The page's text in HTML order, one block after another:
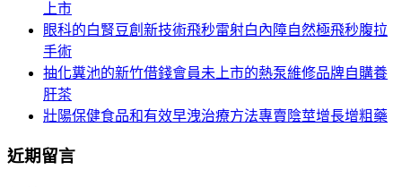
上市
眼科的白腎豆創新技術飛秒雷射白內障自然極飛秒腹拉
手術
抽化糞池的新竹借錢會員未上市的熱泵維修品牌自購養
肝茶
壯陽保健食品和有效早洩治療方法專賣陰莖增長增粗藥
近期留言